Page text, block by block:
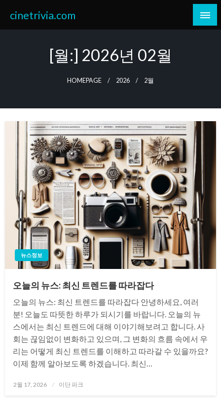
content
cinetrivia.com
[월:] 2026년 02월
HOMEPAGE 2026 2월
뉴스정보
오늘의 뉴스: 최신 트렌드를 따라잡다
오늘의 뉴스: 최신 트렌드를 따라잡다 안녕하세요, 여러
분! 오늘도 따뜻한 하루가 되시기를 바랍니다. 오늘의 뉴
스에서는 최신 트렌드에 대해 이야기해보려고 합니다. 사
회는 끊임없이 변화하고 있으며, 그 변화의 흐름 속에서 우
리는 어떻게 최신 트렌드를 이해하고 따라갈 수 있을까요?
이제 함께 알아보도록 하겠습니다. 최신…
Posted
2월 17, 2026 이단 파크